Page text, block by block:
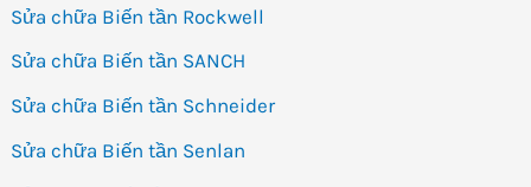
Sửa chữa Biến tần Rockwell
Sửa chữa Biến tần SANCH
Sửa chữa Biến tần Schneider
Sửa chữa Biến tần Senlan